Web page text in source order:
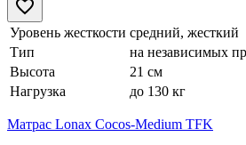
Уровень жесткости средний, жесткий
Тип
на независимых
Высота
21 см
Нагрузка
до 130 кг
Матрас Lonax Cocos-Medium TFK